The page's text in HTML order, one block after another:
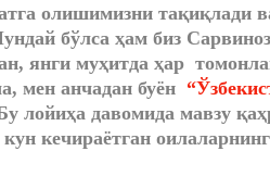
олишимизни тақиқлади
бўлса ҳам биз
янги муҳитда ҳар
мен анчадан буён
лойиҳа давомида мавзу
кечираётган